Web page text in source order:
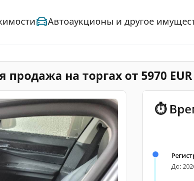
Автоаукционы и другое
на торгах от 5970 EUR
⏱
До: